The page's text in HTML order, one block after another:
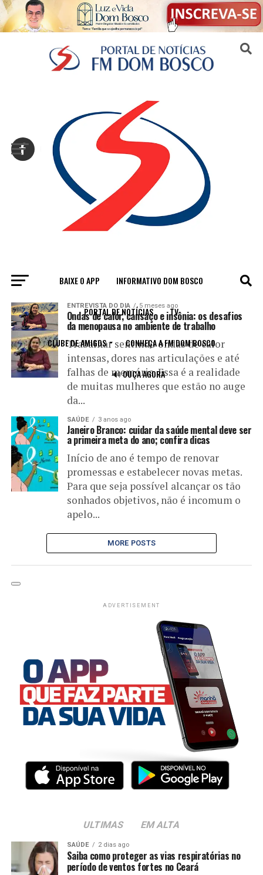
BAIXE O APP INFORMATIVO DOM BOSCO
PORTAL DE NOTÍCIAS TV
CLUBE DE AMIGOS CONHEÇA A FM DOM BOSCO
🔊 OUÇA AGORA
All posts tagged "mental"
ENTREVISTA DO DIA 5 meses ago
Ondas de calor, cansaço e insônia: os desafios
da menopausa no ambiente de trabalho
Trabalhar sentindo ondas de calor
intensas, dores nas articulações e até
falhas de memória. Essa é a realidade
de muitas mulheres que estão no auge
da...
SAÚDE 3 anos ago
Janeiro Branco: cuidar da saúde mental deve ser
a primeira meta do ano; confira dicas
Início de ano é tempo de renovar
promessas e estabelecer novas metas.
Para que seja possível alcançar os tão
sonhados objetivos, não é incomum o
apelo...
MORE POSTS
ADVERTISEMENT
ULTIMAS EM ALTA
SAÚDE 2 dias ago
Saiba como proteger as vias respiratórias no
período de ventos fortes no Ceará
Sair da versão mobile